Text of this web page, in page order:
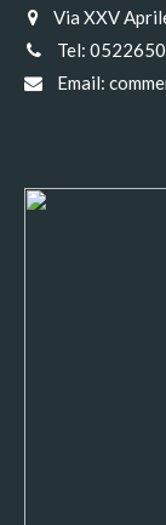
Via XXV
Tel:
Email: